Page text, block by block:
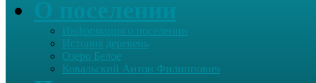
Информация о поселении
История деревень
Озеро Белое
Ковальский Антон Филиппович